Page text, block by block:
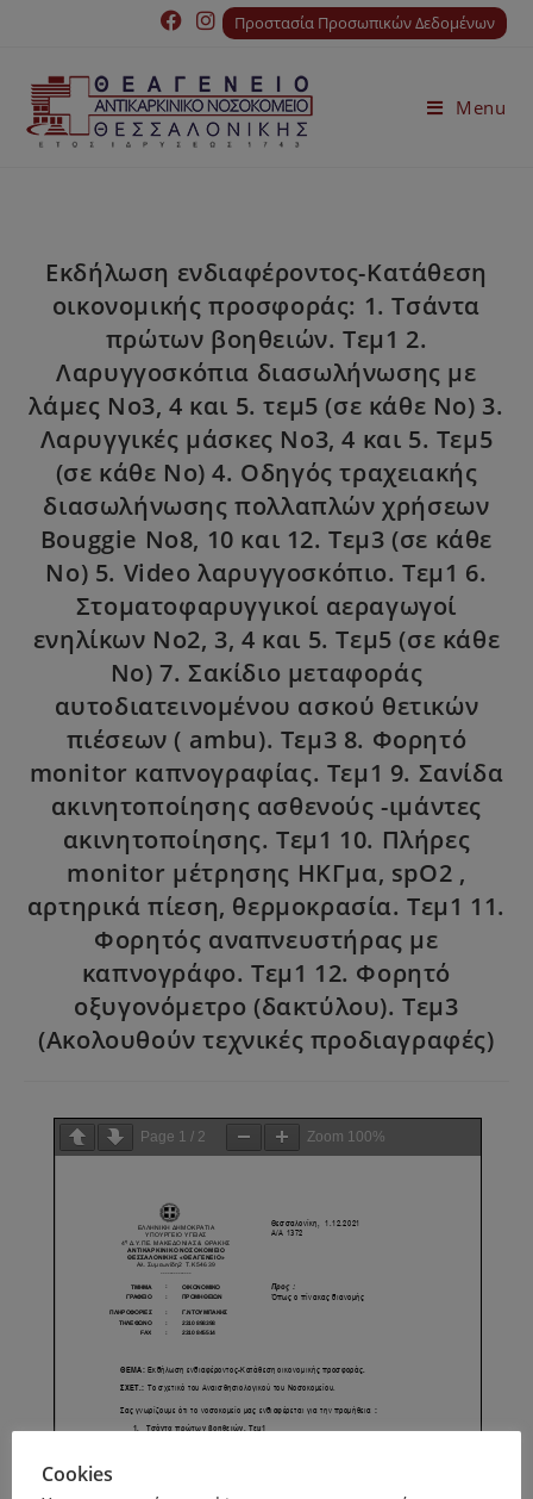
Προστασία Προσωπικών Δεδομένων
Menu
Εκδήλωση ενδιαφέροντος-Κατάθεση
οικονομικής προσφοράς: 1. Τσάντα
πρώτων βοηθειών. Τεμ1 2.
Λαρυγγοσκόπια διασωλήνωσης με
λάμες Νο3, 4 και 5. τεμ5 (σε κάθε Νο) 3.
Λαρυγγικές μάσκες Νο3, 4 και 5. Τεμ5
(σε κάθε Νο) 4. Οδηγός τραχειακής
διασωλήνωσης πολλαπλών χρήσεων
Bouggie Νο8, 10 και 12. Τεμ3 (σε κάθε
Νο) 5. Video λαρυγγοσκόπιο. Τεμ1 6.
Στοματοφαρυγγικοί αεραγωγοί
ενηλίκων Νο2, 3, 4 και 5. Τεμ5 (σε κάθε
Νο) 7. Σακίδιο μεταφοράς
αυτοδιατεινομένου ασκού θετικών
πιέσεων ( ambu). Τεμ3 8. Φορητό
monitor καπνογραφίας. Τεμ1 9. Σανίδα
ακινητοποίησης ασθενούς -ιμάντες
ακινητοποίησης. Τεμ1 10. Πλήρες
monitor μέτρησης ΗΚΓμα, spO2 ,
αρτηρικά πίεση, θερμοκρασία. Τεμ1 11.
Φορητός αναπνευστήρας με
καπνογράφο. Τεμ1 12. Φορητό
οξυγονόμετρο (δακτύλου). Τεμ3
(Ακολουθούν τεχνικές προδιαγραφές)
Page 1 / 2 Zoom 100%
Cookies